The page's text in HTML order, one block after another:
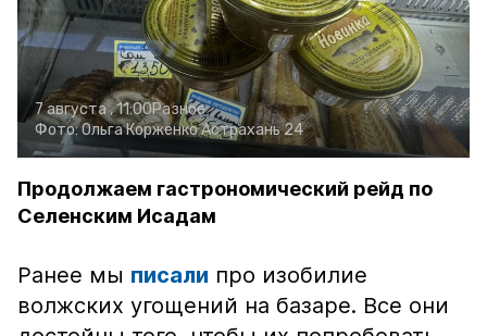
7 августа , 11:00Разное
Фото:Ольга КорженкоАстрахань 24
Продолжаем гастрономический рейд по
Селенским Исадам
Ранее мы писали про изобилие
волжских угощений на базаре. Все они